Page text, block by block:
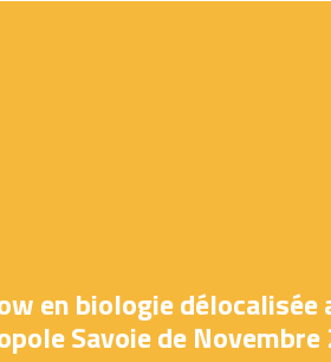
en biologie
Savoie de Novembre